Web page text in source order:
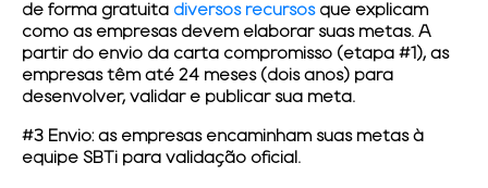
de forma gratuita diversos recursosque explicam
como as empresas devem elaborar suas metas. A
partir do envio da carta compromisso (etapa #1), as
empresas têm até 24 meses (dois anos) para
desenvolver, validar e publicar sua meta.
#3 Envio: as empresas encaminham suas metas à
equipe SBTi para validação oficial.